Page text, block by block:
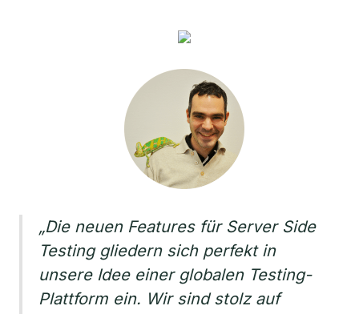
„Die neuen Features für Server Side
Testing gliedern sich perfekt in
unsere Idee einer globalen Testing-
Plattform ein. Wir sind stolz auf